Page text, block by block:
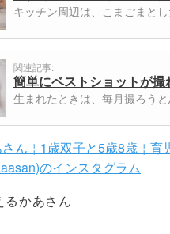
キッチン周辺は、こまごまと
関連記事:
簡単にベストショットが
生まれたときは、毎月撮ろう
ん￤1歳双子と5歳8歳￤育
のインスタグラム
るかあさん